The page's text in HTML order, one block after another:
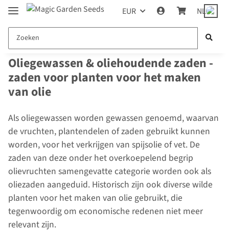
EUR NL
Oliegewassen & oliehoudende zaden -
zaden voor planten voor het maken
van olie
Als oliegewassen worden gewassen genoemd, waarvan
de vruchten, plantendelen of zaden gebruikt kunnen
worden, voor het verkrijgen van spijsolie of vet. De
zaden van deze onder het overkoepelend begrip
olievruchten samengevatte categorie worden ook als
oliezaden aangeduid. Historisch zijn ook diverse wilde
planten voor het maken van olie gebruikt, die
tegenwoordig om economische redenen niet meer
relevant zijn.